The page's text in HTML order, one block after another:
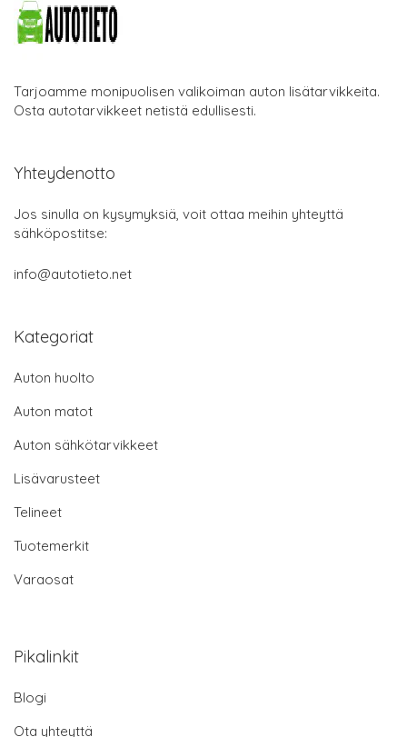
Tarjoamme monipuolisen valikoiman auton lisätarvikkeita.
Osta autotarvikkeet netistä edullisesti.
Yhteydenotto
Jos sinulla on kysymyksiä, voit ottaa meihin yhteyttä
sähköpostitse:
info@autotieto.net
Kategoriat
Auton huolto
Auton matot
Auton sähkötarvikkeet
Lisävarusteet
Telineet
Tuotemerkit
Varaosat
Pikalinkit
Blogi
Ota yhteyttä